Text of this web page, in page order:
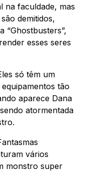
na faculdade, mas
demitidos,
“Ghostbusters”,
esses seres
só têm um
tão
aparece Dana
atormentada
vários
monstro super